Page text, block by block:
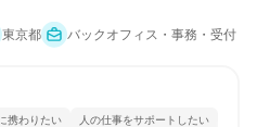
東京都 バックオフィス・事務・受付
携わりたい 人の仕事をサポートしたい